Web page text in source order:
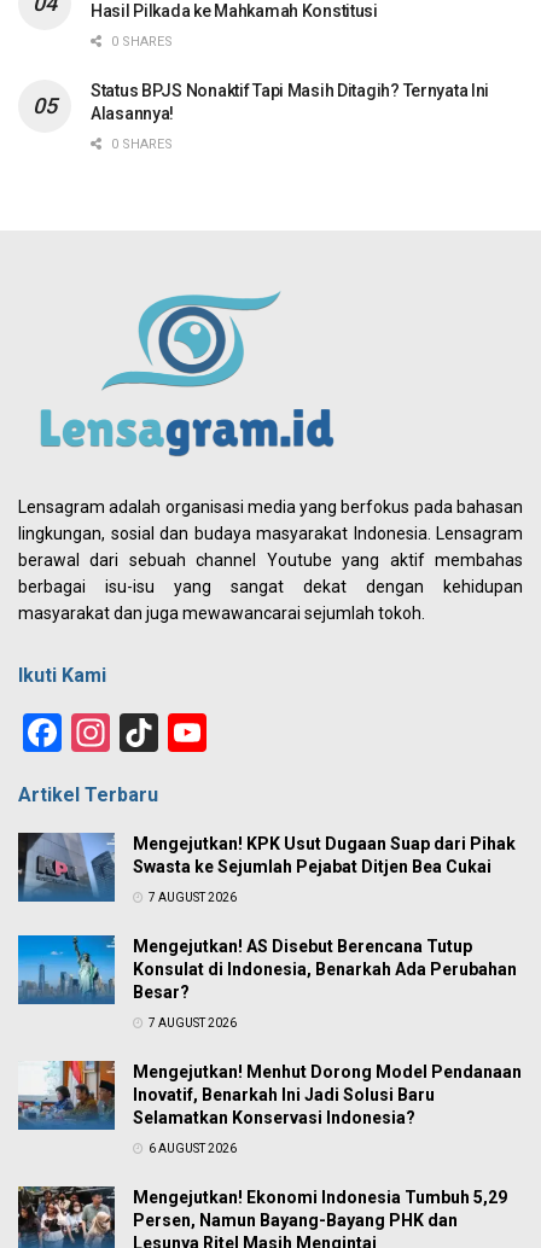
Hasil Pilkada ke Mahkamah Konstitusi
0 SHARES
Status BPJS Nonaktif Tapi Masih Ditagih? Ternyata Ini
Alasannya!
0 SHARES
Lensagram adalah organisasi media yang berfokus pada bahasan
lingkungan, sosial dan budaya masyarakat Indonesia. Lensagram
berawal dari sebuah channel Youtube yang aktif membahas
berbagai isu-isu yang sangat dekat dengan kehidupan
masyarakat dan juga mewawancarai sejumlah tokoh.
Ikuti Kami
Facebook
Instagram
TikTok
Artikel Terbaru
Mengejutkan! KPK Usut Dugaan Suap dari Pihak
Swasta ke Sejumlah Pejabat Ditjen Bea Cukai
7 AUGUST 2026
Mengejutkan! AS Disebut Berencana Tutup
Konsulat di Indonesia, Benarkah Ada Perubahan
Besar?
7 AUGUST 2026
Mengejutkan! Menhut Dorong Model Pendanaan
Inovatif, Benarkah Ini Jadi Solusi Baru
Selamatkan Konservasi Indonesia?
6 AUGUST 2026
Mengejutkan! Ekonomi Indonesia Tumbuh 5,29
Persen, Namun Bayang-Bayang PHK dan
Lesunya Ritel Masih Mengintai